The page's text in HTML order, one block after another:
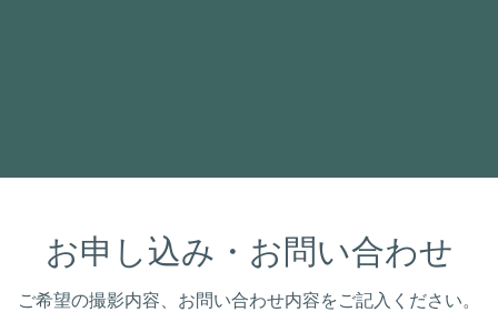
お申し込み・お問い合わせ
ご希望の撮影内容、お問い合わせ内容をご記入ください。